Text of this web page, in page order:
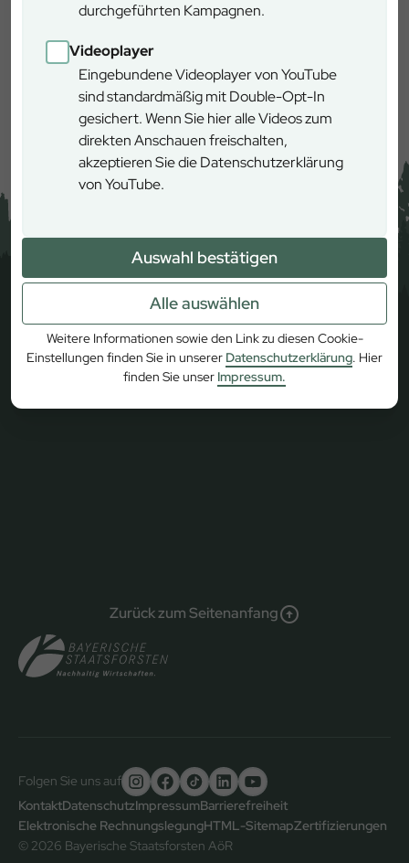
durchgeführten Kampagnen.
Videoplayer
Eingebundene Videoplayer von YouTube
sind standardmäßig mit Double-Opt-In
gesichert. Wenn Sie hier alle Videos zum
direkten Anschauen freischalten,
akzeptieren Sie die Datenschutzerklärung
von YouTube.
Auswahl bestätigen
Alle auswählen
Weitere Informationen sowie den Link zu diesen Cookie-
Einstellungen finden Sie in unserer Datenschutzerklärung. Hier
finden Sie unser Impressum.
Mehr erfahren
Zurück zum Seitenanfang
Folgen Sie uns auf
Untere
Fußzeile
KontaktDatenschutzImpressumBarrierefreiheit
Elektronische RechnungslegungHTML-SitemapZertifizierungen
© 2026 Bayerische Staatsforsten AöR